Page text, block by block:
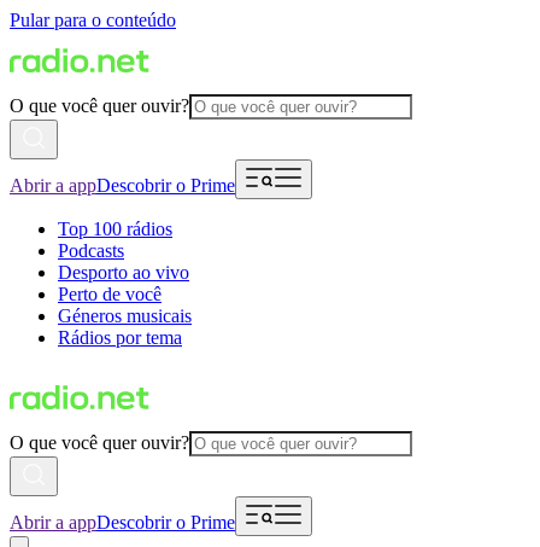
Pular para o conteúdo
O que você quer ouvir?
Abrir a appDescobrir o Prime
Top 100 rádios
Podcasts
Desporto ao vivo
Perto de você
Géneros musicais
Rádios por tema
O que você quer ouvir?
Abrir a appDescobrir o Prime